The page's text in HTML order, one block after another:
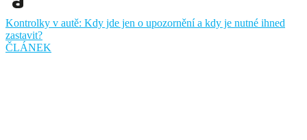
Kontrolky v autě: Kdy jde jen o upozornění a kdy je nutné ihned
zastavit?
ČLÁNEK